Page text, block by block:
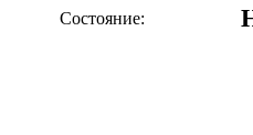
Состояние: